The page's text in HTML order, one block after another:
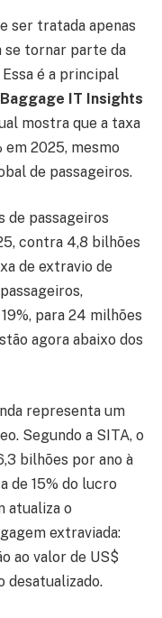
ser tratada apenas
se tornar parte da
é a principal
Baggage IT Insights
mostra que a taxa
em 2025, mesmo
de passageiros.
de passageiros
contra 4,8 bilhões
de extravio de
para 24 milhões
agora abaixo dos
representa um
Segundo a SITA, o
bilhões por ano à
de 15% do lucro
atualiza o
extraviada:
ao valor de US$
desatualizado.